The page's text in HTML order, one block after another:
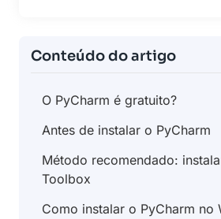
Conteúdo do artigo
O PyCharm é gratuito?
Antes de instalar o PyCharm
Método recomendado:
Toolbox
Como instalar o PyCharm no